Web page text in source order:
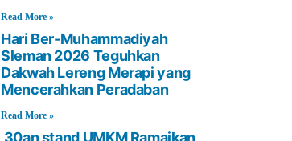
Read More »
Hari Ber-Muhammadiyah
Sleman 2026 Teguhkan
Dakwah Lereng Merapi yang
Mencerahkan Peradaban
Read More »
30an stand UMKM Ramaikan